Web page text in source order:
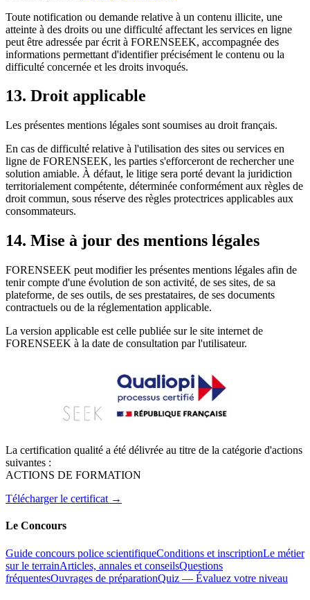
Toute notification ou demande relative à un contenu illicite, une
atteinte à des droits ou une difficulté affectant les services en ligne
peut être adressée par écrit à FORENSEEK, accompagnée des
informations permettant d'identifier précisément le contenu ou la
difficulté concernée et les droits invoqués.
13. Droit applicable
Les présentes mentions légales sont soumises au droit français.
En cas de difficulté relative à l'utilisation des sites ou services en
ligne de FORENSEEK, les parties s'efforceront de rechercher une
solution amiable. À défaut, le litige sera porté devant la juridiction
territorialement compétente, déterminée conformément aux règles de
droit commun, sous réserve des règles protectrices applicables aux
consommateurs.
14. Mise à jour des mentions légales
FORENSEEK peut modifier les présentes mentions légales afin de
tenir compte d'une évolution de son activité, de ses sites, de sa
plateforme, de ses outils, de ses prestataires, de ses documents
contractuels ou de la réglementation applicable.
La version applicable est celle publiée sur le site internet de
FORENSEEK à la date de consultation par l'utilisateur.
La certification qualité a été délivrée au titre de la catégorie d'actions
suivantes :
ACTIONS DE FORMATION
Télécharger le certificat →
Le Concours
Guide concours police scientifiqueConditions et inscriptionLe métier
sur le terrainArticles, annales et conseilsQuestions
fréquentesOuvrages de préparationQuiz — Évaluez votre niveau